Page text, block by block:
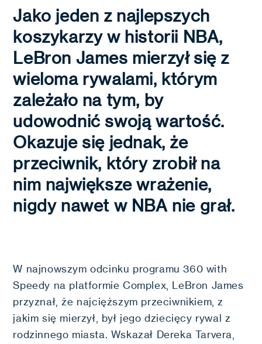
Jako jeden z najlepszych
koszykarzy w historii NBA,
LeBron James mierzył się z
wieloma rywalami, którym
zależało na tym, by
udowodnić swoją wartość.
Okazuje się jednak, że
przeciwnik, który zrobił na
nim największe wrażenie,
nigdy nawet w NBA nie grał.
W najnowszym odcinku programu 360 with
Speedy na platformie Complex, LeBron James
przyznał, że najcięższym przeciwnikiem, z
jakim się mierzył, był jego dziecięcy rywal z
rodzinnego miasta. Wskazał Dereka Tarvera,